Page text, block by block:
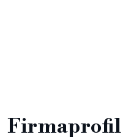
Firmaprofil ​​